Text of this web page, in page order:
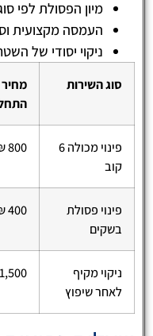
מיון הפסולת לפי
העמסה מקצועית
ניקוי יסודי של
סוג השירות
מחיר
פינוי מכולה 6
קוב
800 ₪
פינוי פסולת
בשקים
400 ₪
ניקוי מקיף
לאחר שיפוץ
1,500 ₪